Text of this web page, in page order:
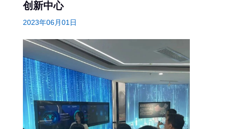
创新中心
2023年06月01日